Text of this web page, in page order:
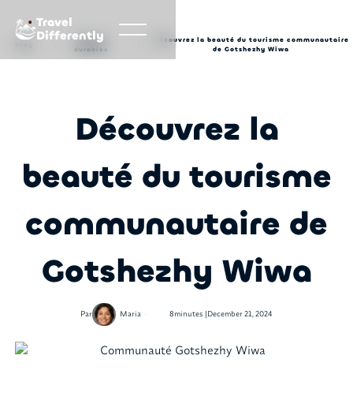
Travel
Differently
Voyages
durables
Découvrez la beauté du tourisme communautaire
de Gotshezhy Wiwa
Découvrez la
beauté du tourisme
communautaire de
Gotshezhy Wiwa
Par Maria 8minutes |December 21, 2024